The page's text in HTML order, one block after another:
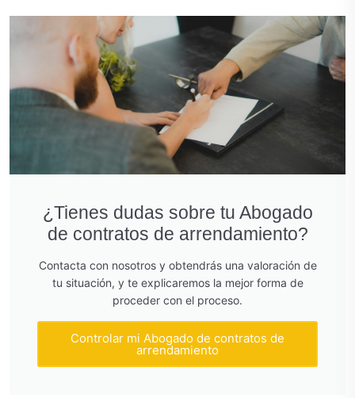
¿Tienes dudas sobre tu Abogado
de contratos de arrendamiento?
Contacta con nosotros y obtendrás una valoración de
tu situación, y te explicaremos la mejor forma de
proceder con el proceso.
Controlar mi Abogado de contratos de
arrendamiento